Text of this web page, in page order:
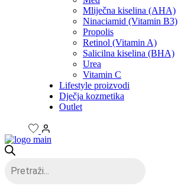
Mliječna kiselina (AHA)
Ninaciamid (Vitamin B3)
Propolis
Retinol (Vitamin A)
Salicilna kiselina (BHA)
Urea
Vitamin C
Lifestyle proizvodi
Dječja kozmetika
Outlet
search